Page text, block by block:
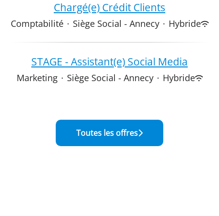
Chargé(e) Crédit Clients
Comptabilité · Siège Social - Annecy · Hybride
STAGE - Assistant(e) Social Media
Marketing · Siège Social - Annecy · Hybride
Toutes les offres